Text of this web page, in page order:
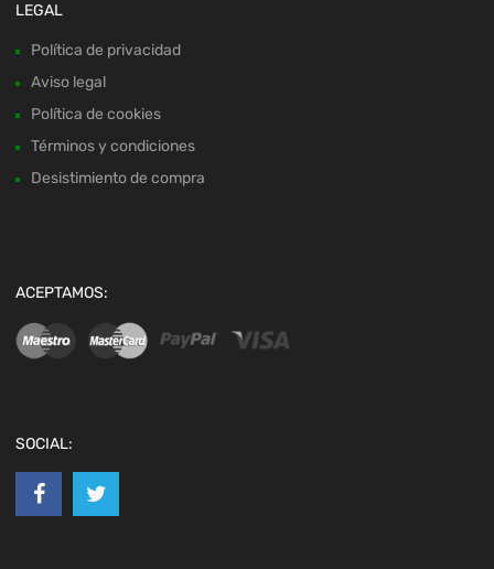
LEGAL
Política de privacidad
Aviso legal
Política de cookies
Términos y condiciones
Desistimiento de compra
ACEPTAMOS:
SOCIAL: